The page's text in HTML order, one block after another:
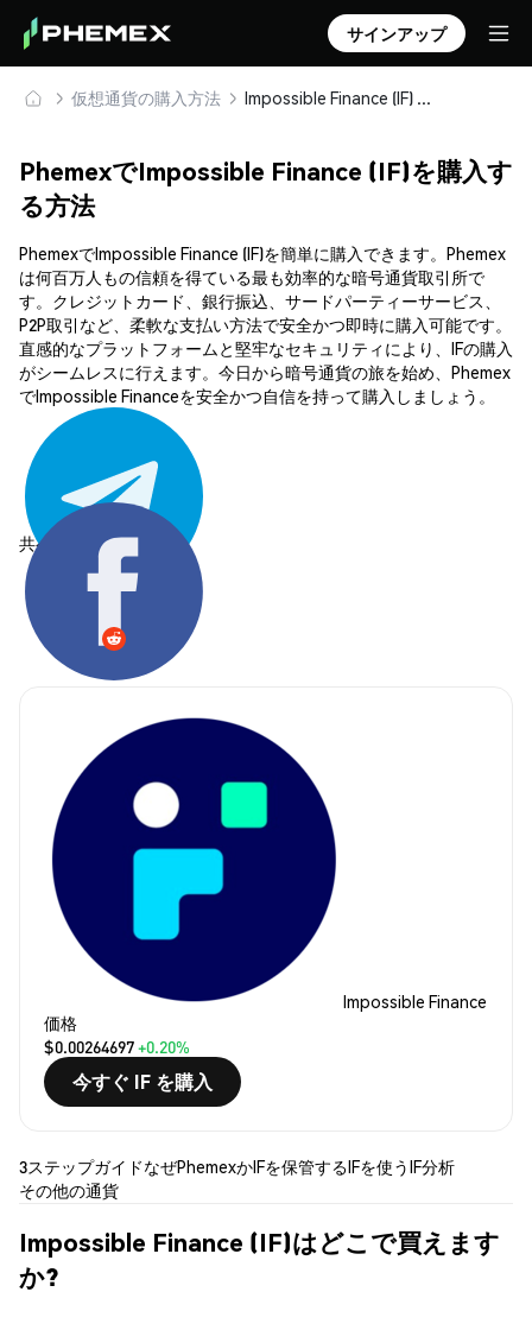
サインアップ
仮想通貨の購入方法 Impossible Finance (IF) を安全に購入・保管
PhemexでImpossible Finance (IF)を購入す
る方法
PhemexでImpossible Finance (IF)を簡単に購入できます。Phemex
は何百万人もの信頼を得ている最も効率的な暗号通貨取引所で
す。クレジットカード、銀行振込、サードパーティーサービス、
P2P取引など、柔軟な支払い方法で安全かつ即時に購入可能です。
直感的なプラットフォームと堅牢なセキュリティにより、IFの購入
がシームレスに行えます。今日から暗号通貨の旅を始め、Phemex
でImpossible Financeを安全かつ自信を持って購入しましょう。
共有する:
Impossible Finance
価格
$0.00264697+0.20%
今すぐ IF を購入
3ステップガイドなぜPhemexかIFを保管するIFを使うIF分析
その他の通貨
Impossible Finance (IF)はどこで買えます
か?